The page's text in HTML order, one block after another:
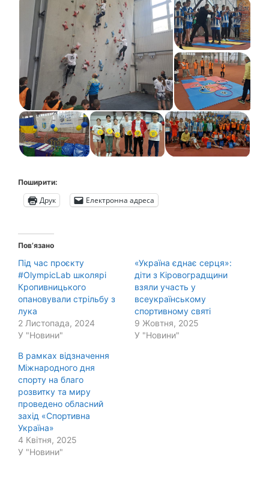
Поширити:
Друк Електронна адреса
Пов’язано
Під час проєкту
#OlympicLab школярі
Кропивницького
опановували стрільбу з
лука
2 Листопада, 2024
У "Новини"
«Україна єднає серця»:
діти з Кіровоградщини
взяли участь у
всеукраїнському
спортивному святі
9 Жовтня, 2025
У "Новини"
В рамках відзначення
Міжнародного дня
спорту на благо
розвитку та миру
проведено обласний
захід «Спортивна
Україна»
4 Квітня, 2025
У "Новини"